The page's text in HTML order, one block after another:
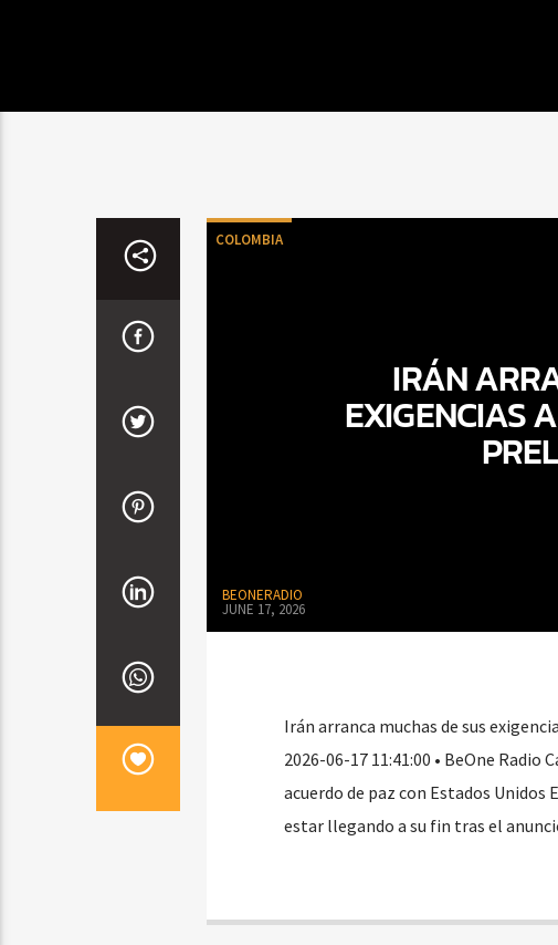
COLOMBIA
IRÁN
EXIGENCIAS
BEONERADIO
JUNE 17, 2026
Irán arranca muchas de sus
2026-06-17 11:41:00 • BeOne
acuerdo de paz con Estados
estar llegando a su fin tras el